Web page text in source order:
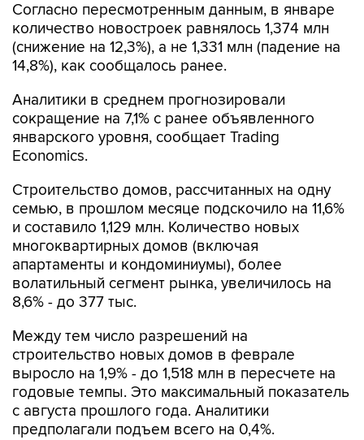
Согласно пересмотренным данным, в январе
количество новостроек равнялось 1,374 млн
(снижение на 12,3%), а не 1,331 млн (падение на
14,8%), как сообщалось ранее.
Аналитики в среднем прогнозировали
сокращение на 7,1% с ранее объявленного
январского уровня, сообщает Trading
Economics.
Строительство домов, рассчитанных на одну
семью, в прошлом месяце подскочило на 11,6%
и составило 1,129 млн. Количество новых
многоквартирных домов (включая
апартаменты и кондоминиумы), более
волатильный сегмент рынка, увеличилось на
8,6% - до 377 тыс.
Между тем число разрешений на
строительство новых домов в феврале
выросло на 1,9% - до 1,518 млн в пересчете на
годовые темпы. Это максимальный показатель
с августа прошлого года. Аналитики
предполагали подъем всего на 0,4%.